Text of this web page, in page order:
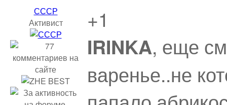
СССР
Активист
+1
IRINKA, еще
варенье..не